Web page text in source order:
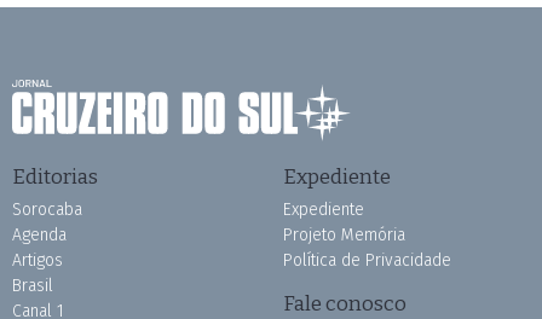
Editorias
Sorocaba
Agenda
Artigos
Brasil
Canal 1
Expediente
Expediente
Projeto Memória
Política de Privacidade
Fale conosco